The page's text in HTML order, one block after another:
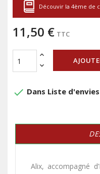
Découvir la 4ème de
11,50 € TTC
done Dans Liste d'envies
Alix, accompagné